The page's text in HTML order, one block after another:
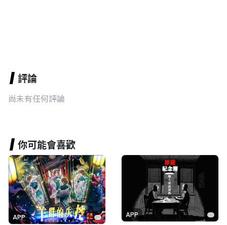
評論
尚未有任何評論
你可能會喜歡
APP APP